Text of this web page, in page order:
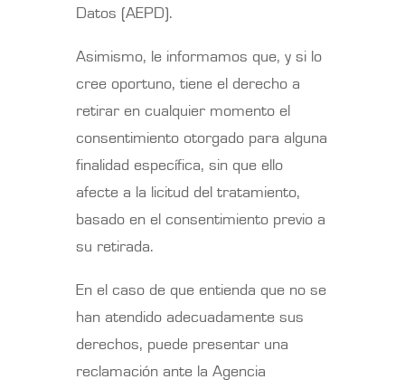
Datos (AEPD).
Asimismo, le informamos que, y si lo
cree oportuno, tiene el derecho a
retirar en cualquier momento el
consentimiento otorgado para alguna
finalidad específica, sin que ello
afecte a la licitud del tratamiento,
basado en el consentimiento previo a
su retirada.
En el caso de que entienda que no se
han atendido adecuadamente sus
derechos, puede presentar una
reclamación ante la Agencia